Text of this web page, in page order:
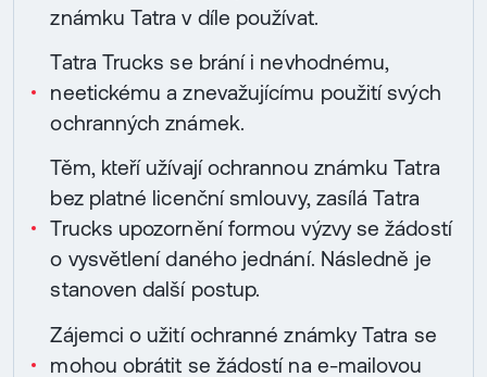
známku Tatra v díle používat.
Tatra Trucks se brání i nevhodnému,
neetickému a znevažujícímu použití svých
ochranných známek.
Těm, kteří užívají ochrannou známku Tatra
bez platné licenční smlouvy, zasílá Tatra
Trucks upozornění formou výzvy se žádostí
o vysvětlení daného jednání. Následně je
stanoven další postup.
Zájemci o užití ochranné známky Tatra se
mohou obrátit se žádostí na e-mailovou